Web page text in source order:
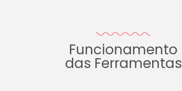
Funcionamento
das Ferramentas